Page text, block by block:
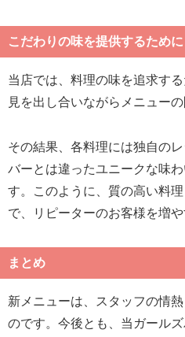
こだわりの味を提供するために
当店では、料理の味を追求す
見を出し合いながらメニュー
その結果、各料理には独自の
バーとは違ったユニークな味
す。このように、質の高い料
で、リピーターのお客様を増
まとめ
新メニューは、スタッフの情
のです。今後とも、当ガール